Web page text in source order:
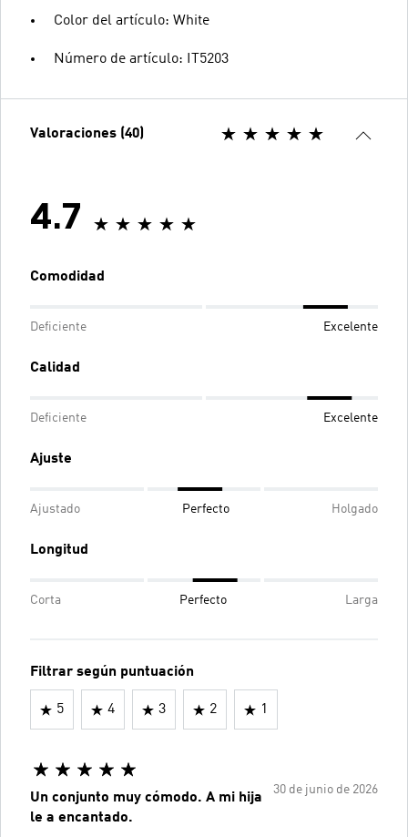
Color del artículo: White
Número de artículo: IT5203
Valoraciones (40)
4.7
Comodidad
Deficiente Excelente
Calidad
Deficiente Excelente
Ajuste
Ajustado Perfecto Holgado
Longitud
Corta Perfecto Larga
Filtrar según puntuación
5 4 3 2 1
30 de junio de 2026
Un conjunto muy cómodo. A mi hija
le a encantado.